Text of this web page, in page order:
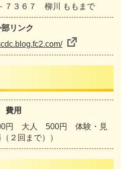
７３６７ 柳川 ももまで
リンク
費用
円 大人 500円 体験・見
２回まで））